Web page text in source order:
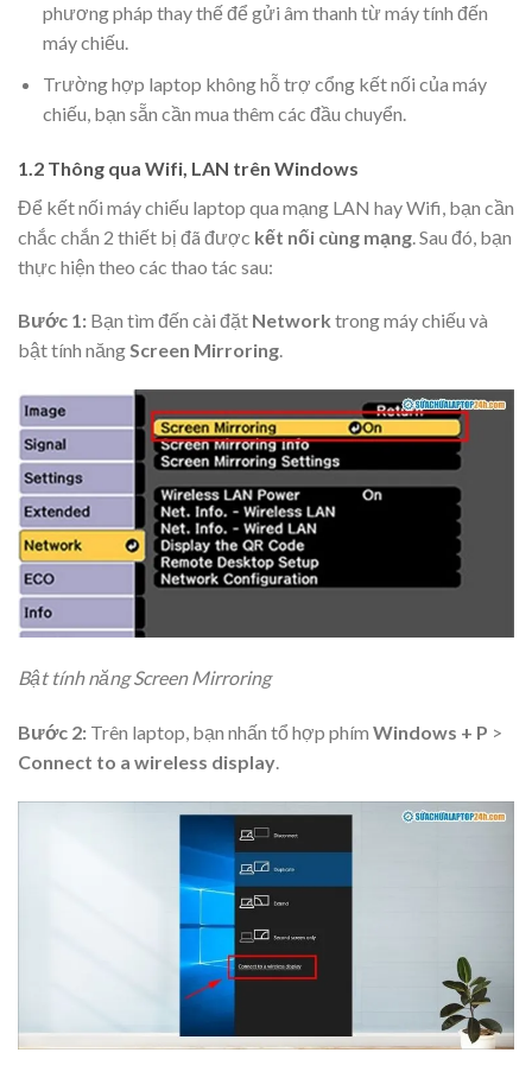
phương pháp thay thế để gửi âm thanh từ máy tính đến
máy chiếu.
Trường hợp laptop không hỗ trợ cổng kết nối của máy
chiếu, bạn sẵn cần mua thêm các đầu chuyển.
1.2 Thông qua Wifi, LAN trên Windows
Để kết nối máy chiếu laptop qua mạng LAN hay Wifi, bạn cần
chắc chắn 2 thiết bị đã được kết nối cùng mạng . Sau đó, bạn
thực hiện theo các thao tác sau:
Bước 1: Bạn tìm đến cài đặt Network trong máy chiếu và
bật tính năngScreen Mirroring.
Bật tính năng Screen Mirroring
Bước 2: Trên laptop, bạn nhấn tổ hợp phím Windows + P >
Connect to a wireless display.